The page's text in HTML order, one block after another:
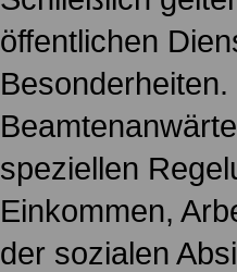
öffentlichen
speziellen
Einkommen,
der sozialen